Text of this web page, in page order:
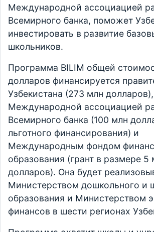
Международной ассоциацией
Всемирного банка, поможет
инвестировать в развитие
школьников.
Программа BILIM общей
долларов финансируется
Узбекистана (273 млн долларов),
Международной ассоциацией
Всемирного банка (100 млн
льготного финансирования) и
Международным фондом
образования (грант в размере 5
долларов). Она будет
Министерством дошкольного и
образования и Министерством
финансов в шести регионах